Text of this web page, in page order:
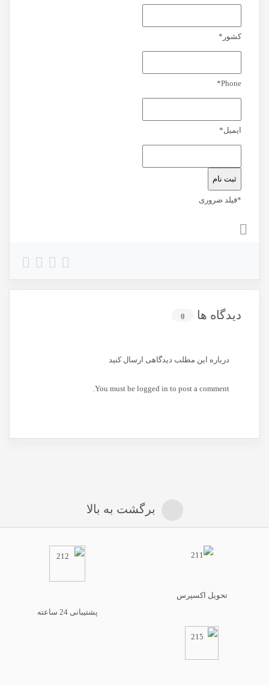
کشور *
Phone
*
ایمیل*
*فیلد ضروری
دیدگاه ها 0
درباره این مطلب دیدگاهی ارسال کنید
You must be logged in to post a comment.
برگشت به بالا
پشتیبانی 24 ساعته
تحویل اکسپرس